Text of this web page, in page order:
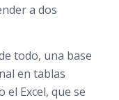
a dos
todo, una base
en tablas
Excel, que se